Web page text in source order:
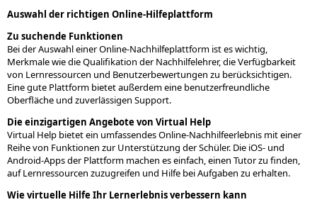
Auswahl der richtigen Online-Hilfeplattform
Zu suchende Funktionen
Bei der Auswahl einer Online-Nachhilfeplattform ist es wichtig,
Merkmale wie die Qualifikation der Nachhilfelehrer, die Verfügbarkeit
von Lernressourcen und Benutzerbewertungen zu berücksichtigen.
Eine gute Plattform bietet außerdem eine benutzerfreundliche
Oberfläche und zuverlässigen Support.
Die einzigartigen Angebote von Virtual Help
Virtual Help bietet ein umfassendes Online-Nachhilfeerlebnis mit einer
Reihe von Funktionen zur Unterstützung der Schüler. Die iOS- und
Android-Apps der Plattform machen es einfach, einen Tutor zu finden,
auf Lernressourcen zuzugreifen und Hilfe bei Aufgaben zu erhalten.
Wie virtuelle Hilfe Ihr Lernerlebnis verbessern kann